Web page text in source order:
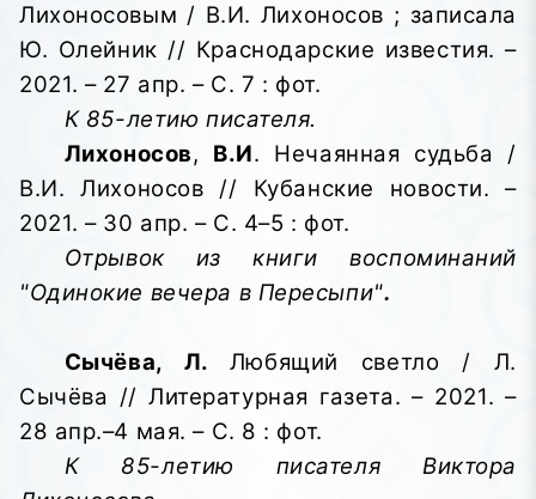
Лихоносовым / В.И. Лихоносов ; записала
Ю. Олейник // Краснодарские известия. –
2021. – 27 апр. – С. 7 : фот.
К 85-летию писателя.
Лихоносов, В.И. Нечаянная судьба /
В.И. Лихоносов // Кубанские новости. –
2021. – 30 апр. – С. 4–5 : фот.
Отрывок из книги воспоминаний
"Одинокие вечера в Пересыпи".
Сычёва, Л. Любящий светло / Л.
Сычёва // Литературная газета. – 2021. –
28 апр.–4 мая. – С. 8 : фот.
К 85-летию писателя Виктора